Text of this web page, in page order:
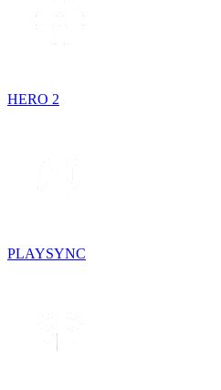
HERO 2
PLAYSYNC